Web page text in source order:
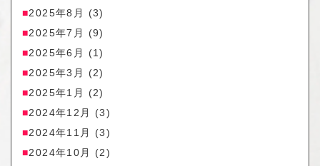
2025年8月
(3)
2025年7月
(9)
2025年6月
(1)
2025年3月
(2)
2025年1月
(2)
2024年12月
(3)
2024年11月
(3)
2024年10月
(2)